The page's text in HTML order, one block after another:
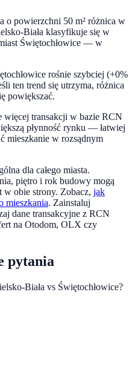
o powierzchni 50 m² różnica w
Biała klasyfikuje się w
Świętochłowice — w
rośnie szybciej (+0%
ten trend się utrzyma, różnica
powiększać.
więcej transakcji w bazie RCN
płynność rynku — łatwiej
mieszkanie w rozsądnym
dla całego miasta.
piętro i rok budowy mogą
w obie strony. Zobacz, jak
mieszkania. Zainstaluj
dane transakcyjne z RCN
na Otodom, OLX czy
pytania
Biała vs Świętochłowice?